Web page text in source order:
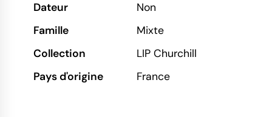
Dateur
Non
Famille
Mixte
Collection
LIP Churchill
Pays d'origine
France